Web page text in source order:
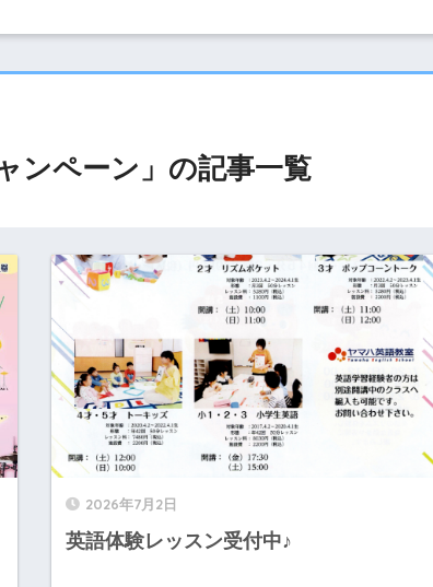
ンペーン 」の記事一覧
2026年7月2日
英語体験レッスン受付中♪